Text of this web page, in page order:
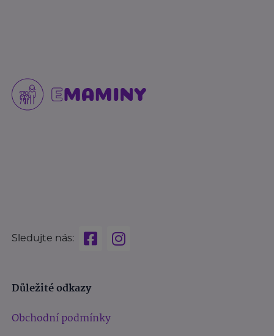
Sledujte nás:
Důležité odkazy
Obchodní podmínky